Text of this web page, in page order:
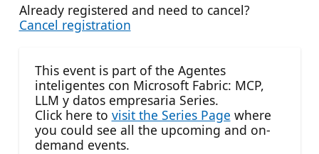
Already registered and need to cancel?
Cancel registration
This event is part of the Agentes
inteligentes con Microsoft Fabric: MCP,
LLM y datos empresaria Series.
Click here to visit the Series Page where
you could see all the upcoming and on-
demand events.